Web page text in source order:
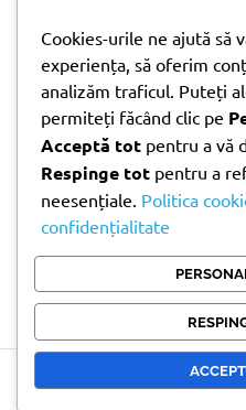
ARTICOLE RECENTE
Parchet laminat sau
Materiale pentru
și când se folosesc
Ghid practic pentru
pentru fiecare încăpere
Produse
întreținere din timpul verii
Copyright © 2026 Doni
Cookies-urile ne ajută să
experiența, să oferim
analizăm traficul. Puteți
permiteți făcând clic pe
Acceptă tot pentru a vă
Respinge tot pentru a
neesențiale. Politica
confidențialitate